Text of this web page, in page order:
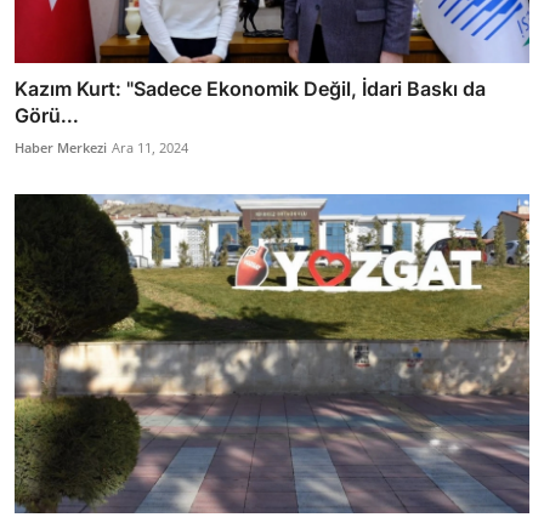
Kazım Kurt: "Sadece Ekonomik Değil, İdari Baskı da
Görü...
Haber Merkezi Ara 11, 2024